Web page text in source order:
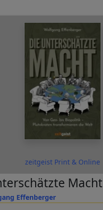
zeitgeist Print & Online
Effenberger
Macht